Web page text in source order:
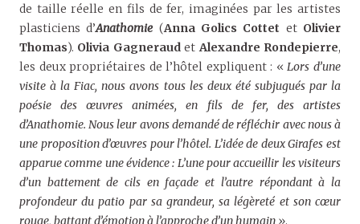
de taille réelle en fils de fer, imaginées par les artistes
plasticiens d’Anathomie(Anna Golics Cottet et Olivier
Thomas). Olivia GagneraudetAlexandre Rondepierre,
les deux propriétaires de l’hôtel expliquent : «Lors d’une
visite à la Fiac, nous avons tous les deux été subjugués par la
poésie des œuvres animées, en fils de fer, des artistes
d’Anathomie. Nous leur avons demandé de réfléchir avec nous à
une proposition d’œuvres pour l’hôtel. L’idée de deux Girafes est
apparue comme une évidence : L’une pour accueillir les visiteurs
d’un battement de cils en façade et l’autre répondant à la
profondeur du patio par sa grandeur, sa légèreté et son cœur
rouge, battant d’émotion à l’approche d’un humain ».